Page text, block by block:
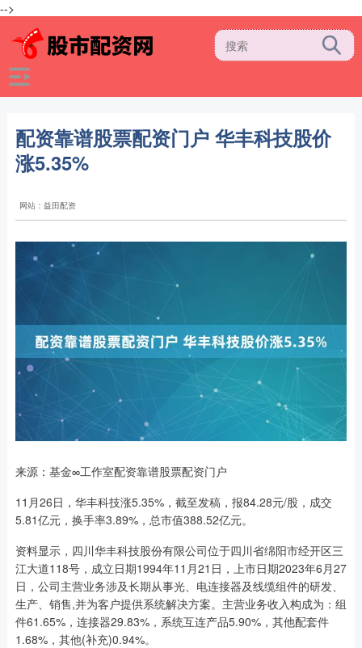
-->
配资靠谱股票配资门户 华丰科技股价
涨5.35%
网站：益田配资
来源：基金∞工作室配资靠谱股票配资门户
11月26日，华丰科技涨5.35%，截至发稿，报84.28元/股，成交
5.81亿元，换手率3.89%，总市值388.52亿元。
资料显示，四川华丰科技股份有限公司位于四川省绵阳市经开区三
江大道118号，成立日期1994年11月21日，上市日期2023年6月27
日，公司主营业务涉及长期从事光、电连接器及线缆组件的研发、
生产、销售,并为客户提供系统解决方案。主营业务收入构成为：组
件61.65%，连接器29.83%，系统互连产品5.90%，其他配套件
1.68%，其他(补充)0.94%。